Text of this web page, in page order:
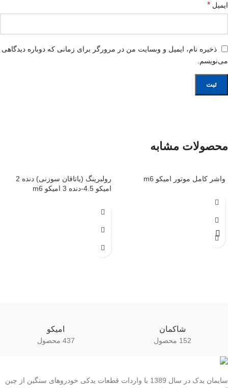
ایمیل *
ذخیره نام، ایمیل و وبسایت من در مرورگر برای زمانی که دوباره دیدگاهی
می‌نویسم.
محصولات مشابه
واشر کامل موتور امیکو m6
رولبرینگ (یاتاقان سوزنی) دنده 2
امیکو 4.5-دنده 3 امیکو m6
شاکمان
152 محصول
امیکو
437 محصول
سایمان یدک در سال 1389 با واردات قطعات یدکی خودروهای سنگین از چین